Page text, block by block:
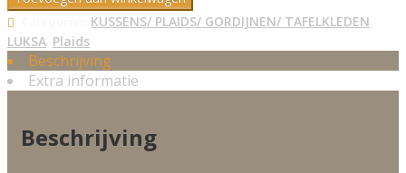
KUSSENS/ PLAIDS/ GORDIJNEN/ TAFELKLEDEN
LUKSA Plaids
Beschrijving
Extra informatie
Beschrijving